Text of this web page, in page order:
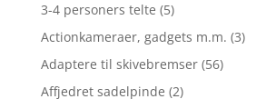
3-4 personers telte (5)
Actionkameraer, gadgets m.m. (3)
Adaptere til skivebremser (56)
Affjedret sadelpinde (2)